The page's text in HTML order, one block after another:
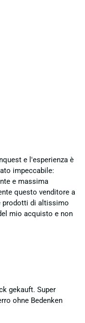
e l'esperienza è
impeccabile:
e massima
questo venditore a
prodotti di altissimo
mio acquisto e non
gekauft. Super
ohne Bedenken